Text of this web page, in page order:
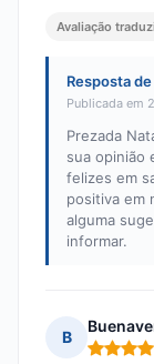
Avaliação
Resposta
Publicada em
Prezada
sua opinião
felizes em
positiva em
alguma
informar.
B
Nota: 5